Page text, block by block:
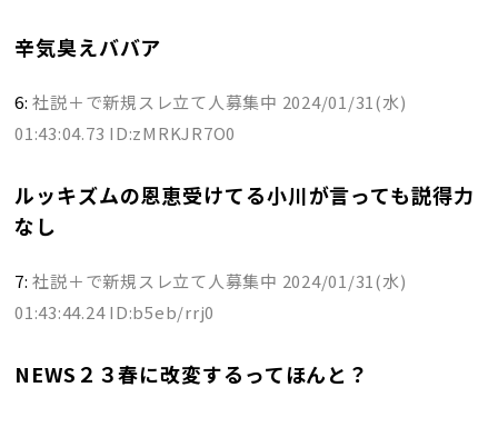
辛気臭えババア
6:社説＋で新規スレ立て人募集中 2024/01/31(水)
01:43:04.73 ID:zMRKJR7O0
ルッキズムの恩恵受けてる小川が言っても説得力
なし
7:社説＋で新規スレ立て人募集中 2024/01/31(水)
01:43:44.24 ID:b5eb/rrj0
NEWS２３春に改変するってほんと？